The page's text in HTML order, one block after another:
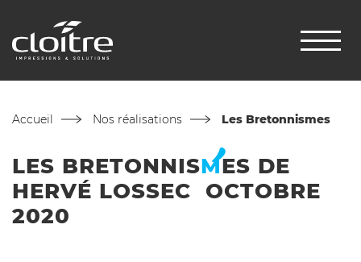
Accueil Nos réalisations Les Bretonnismes
LES BRETONNISMES DE
HERVÉ LOSSEC OCTOBRE
2020